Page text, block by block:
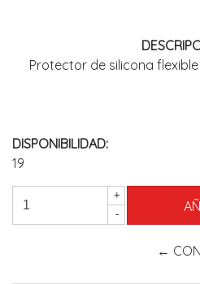
Protector de silicona
DISPONIBILIDAD:
19
+
-
←